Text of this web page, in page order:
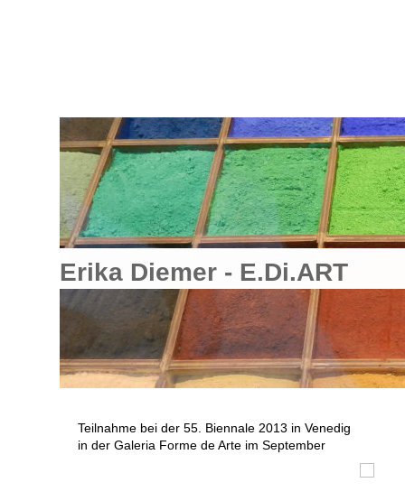
Erika Diemer -
Teilnahme bei der 55. Biennale 2013 in Venedig
in der Galeria Forme de Arte im September